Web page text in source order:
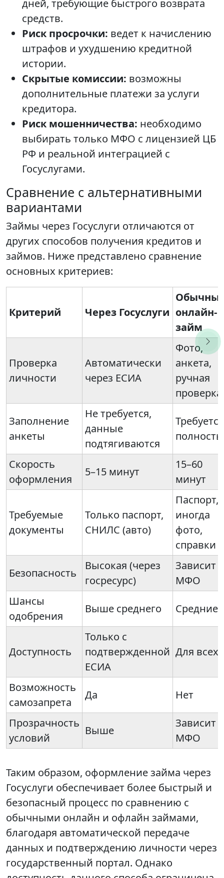
дней, требующие быстрого возврата
средств.
Риск просрочки: ведет к начислению
штрафов и ухудшению кредитной
истории.
Скрытые комиссии: возможны
дополнительные платежи за услуги
кредитора.
Риск мошенничества: необходимо
выбирать только МФО с лицензией ЦБ
РФ и реальной интеграцией с
Госуслугами.
Сравнение с альтернативными
вариантами
Займы через Госуслуги отличаются от
других способов получения кредитов и
займов. Ниже представлено сравнение
основных критериев:
Критерий Через Госуслуги онлайн-
займ
Проверка
личности
Автоматически
через ЕСИА
Фото,
анкета,
ручная
проверка
Заполнение
анкеты
Не требуется,
данные
подтягиваются
Требуется
Скорость
оформления
5–15 минут
15–60
минут
Требуемые
документы
Только паспорт,
СНИЛС (авто)
Паспорт,
иногда
фото,
справки
Безопасность
Высокая (через
госресурс)
Зависит
МФО
Шансы
одобрения
Выше среднего Средние
Доступность
Только с
подтвержденной
ЕСИА
Для всех
Возможность
самозапрета
Да Нет
Прозрачность
условий
Выше
Зависит
МФО
Таким образом, оформление займа через
Госуслуги обеспечивает более быстрый и
безопасный процесс по сравнению с
обычными онлайн и офлайн займами,
благодаря автоматической передаче
данных и подтверждению личности через
государственный портал. Однако